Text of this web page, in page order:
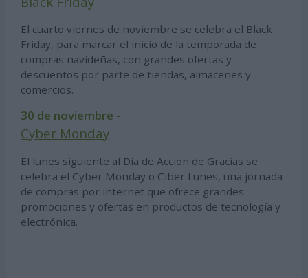
El cuarto viernes de noviembre se celebra el Black
Friday, para marcar el inicio de la temporada de
compras navideñas, con grandes ofertas y
descuentos por parte de tiendas, almacenes y
comercios.
30 de noviembre -
Cyber Monday
El lunes siguiente al Día de Acción de Gracias se
celebra el Cyber Monday o Ciber Lunes, una jornada
de compras por internet que ofrece grandes
promociones y ofertas en productos de tecnología y
electrónica.